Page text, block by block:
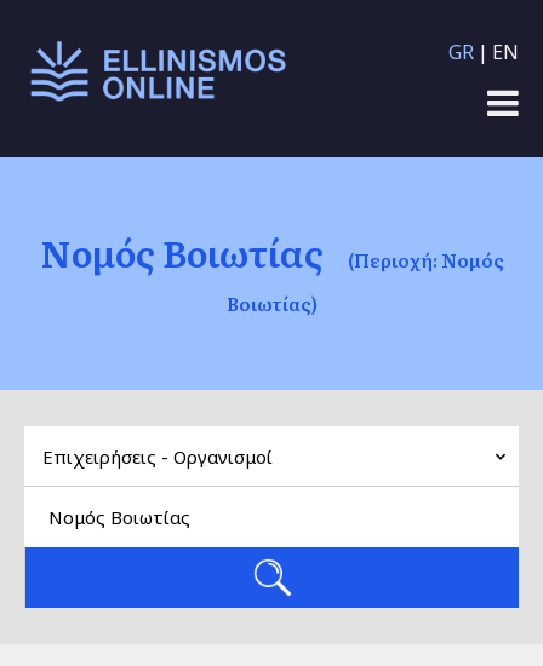
κυρίως περιεχόμενο
GR EN
Νομός Βοιωτίας
(Περιοχή: Νομός
Βοιωτίας)